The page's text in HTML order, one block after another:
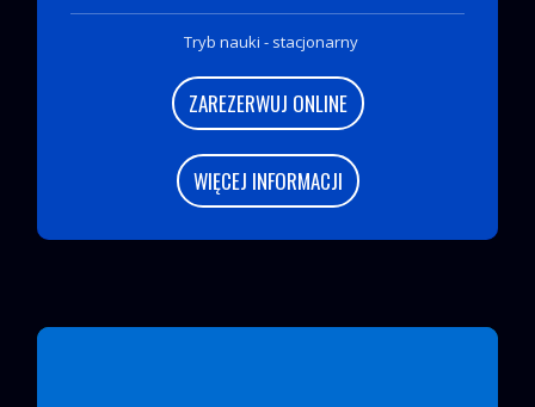
Tryb nauki - stacjonarny
ZAREZERWUJ ONLINE
WIĘCEJ INFORMACJI